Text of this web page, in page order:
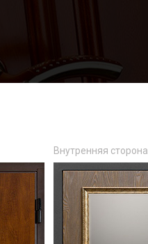
Внутренняя сторона